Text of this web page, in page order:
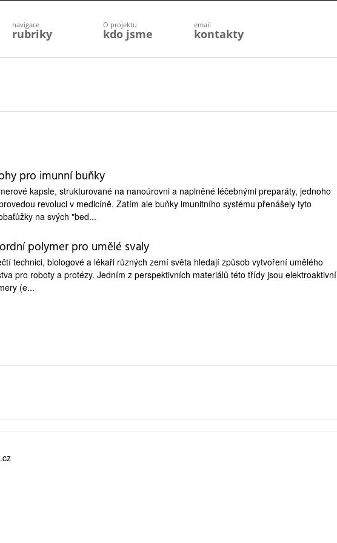
navigace
rubriky
planeta
přiroda
pokrok
technologie
firmy
zdraví
medicína
O projektu
kdo jsme
email
kontakty
pro imunní buňky
kapsle, strukturované na nanoúrovni a naplněné léčebnými preparáty, jednoho
revoluci v medicíně. Zatím ale buňky imunitního systému přenášely tyto
na svých "bed...
polymer pro umělé svaly
technici, biologové a lékaři různých zemí světa hledají způsob vytvoření umělého
pro roboty a protézy. Jedním z perspektivních materiálů této třídy jsou elektroaktivní
(e...